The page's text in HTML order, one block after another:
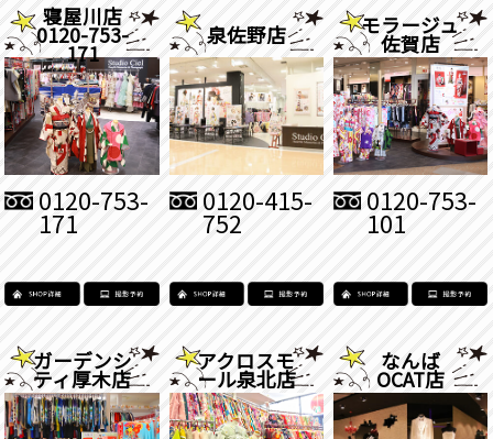
寝屋川店
0120-753-
171
0120-753-
171
泉佐野店
0120-415-
752
モラージュ
佐賀店
0120-753-
101
ガーデンシ
ティ厚木店
アクロスモ
ール泉北店
なんば
OCAT店